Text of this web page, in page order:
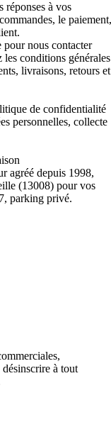
réponses à vos
le paiement,
nous contacter
les conditions générales
livraisons, retours et
de confidentialité
personnelles, collecte
agréé depuis 1998,
(13008) pour vos
parking privé.
désinscrire à tout